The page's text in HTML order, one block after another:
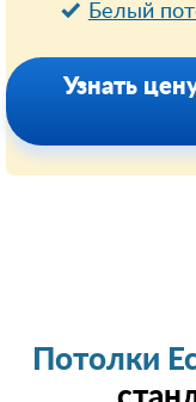
Белый
Узнать
Потолки